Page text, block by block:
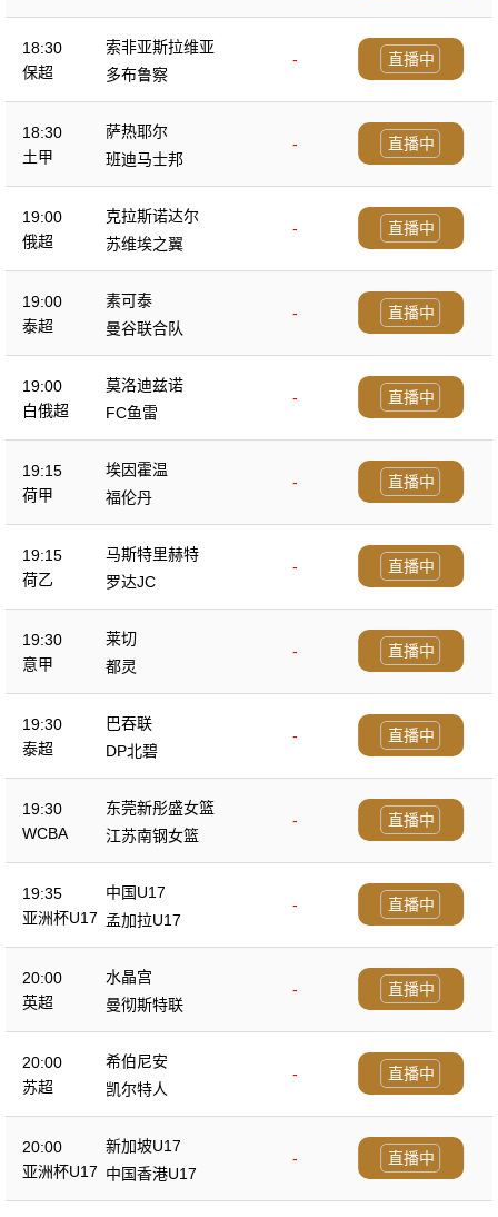
18:30
保超
索非亚斯拉维亚
-
多布鲁察
直播中
18:30
土甲
萨热耶尔
-
班迪马士邦
直播中
19:00
俄超
克拉斯诺达尔
-
苏维埃之翼
直播中
19:00
泰超
素可泰
-
曼谷联合队
直播中
19:00
白俄超
莫洛迪兹诺
-
FC鱼雷
直播中
19:15
荷甲
埃因霍温
-
福伦丹
直播中
19:15
荷乙
马斯特里赫特
-
罗达JC
直播中
19:30
意甲
莱切
-
都灵
直播中
19:30
泰超
巴吞联
-
DP北碧
直播中
19:30
WCBA
东莞新彤盛女篮
-
江苏南钢女篮
直播中
19:35
亚洲杯U17
中国U17
-
孟加拉U17
直播中
20:00
英超
水晶宫
-
曼彻斯特联
直播中
20:00
苏超
希伯尼安
-
凯尔特人
直播中
20:00
亚洲杯U17
新加坡U17
-
中国香港U17
直播中